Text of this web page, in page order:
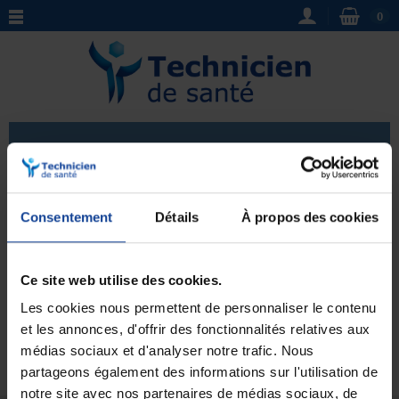
Consentement Détails À propos des cookies
Ce site web utilise des cookies.
Les cookies nous permettent de personnaliser le contenu
et les annonces, d'offrir des fonctionnalités relatives aux
médias sociaux et d'analyser notre trafic. Nous
partageons également des informations sur l'utilisation de
notre site avec nos partenaires de médias sociaux, de
0
Rameur
Rameur: Découvrez notre sélection de rameurs, des
remise en forme et de rééducation
débutant ou confirmé, ces machines offrent un
entraînement complet, favorisant le renforcement
musculaire, l'amélioration de l'endurance et la perte de
poids. Choisissez parmi notre gamme de rameurs pour
trouver celui adapté à vos besoins et atteindre vos
objectifs de remise en forme.
Aucun produit pour le moment.